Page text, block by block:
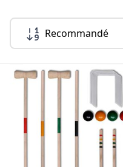
Recommandé